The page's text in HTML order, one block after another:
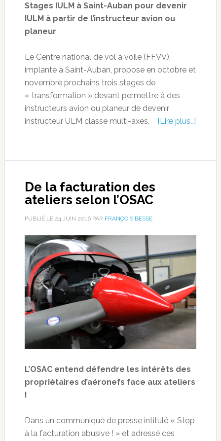
Stages IULM à Saint-Auban pour devenir
IULM à partir de l’instructeur avion ou
planeur
Le Centre national de vol à voile (FFVV),
implanté à Saint-Auban, propose en octobre et
novembre prochains trois stages de
« transformation » devant permettre à des
instructeurs avion ou planeur de devenir
instructeur ULM classe multi-axes. [Lire plus…]
De la facturation des
ateliers selon l’OSAC
PUBLIÉ LE 24 JUIN 2016PAR FRANÇOIS BESSE
L’OSAC entend défendre les intérêts des
propriétaires d’aéronefs face aux ateliers
!
Dans un communiqué de presse intitulé « Stop
à la facturation abusive ! » et adressé ces